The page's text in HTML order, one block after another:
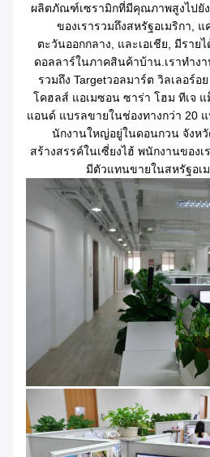
ผลิตภัณฑ์เซรามิกที่มีคุณภาพสูงไปยั
ของเรารวมถึงสหรัฐอเมริกา, แ
ตะวันออกกลาง, และเอเชีย, มีราย
ดอลลาร์ในภาคสินค้าบ้าน.เราทําง
รวมถึง Targetวอลมาร์ต วิลเลอร์อ
โคฮลส์ แอเมซอน ซาร่า โฮม ทีเจ
แอนด์ แบรลขายในช่องทางกว่า 20
นักงานใหญ่อยู่ในดอนกวน จังหวั
สร้างสรรค์ในเซี่ยงไฮ้ พนักงานของ
มีตัวแทนขายในสหรัฐอเ